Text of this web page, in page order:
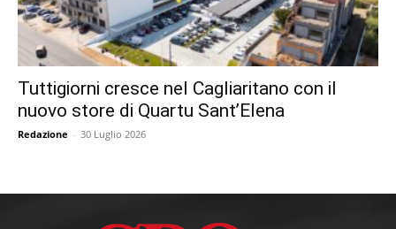
Tuttigiorni cresce nel Cagliaritano con il
nuovo store di Quartu Sant’Elena
Redazione - 30 Luglio 2026